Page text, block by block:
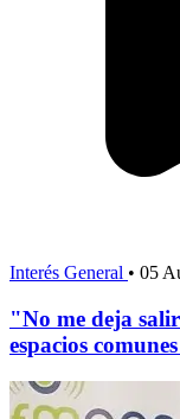
Interés General • 05
"No me deja
espacios